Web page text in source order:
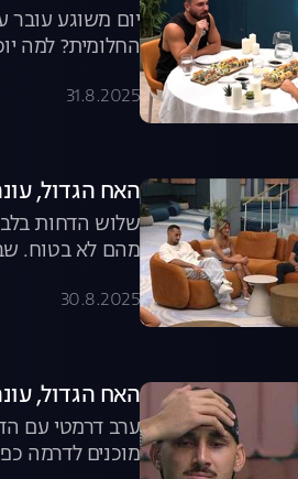
יום משוגע עובר
החלומית? למה
31.8.2025
האח הגדול, עונה 7, פרק 59: משדר
שלוש הדחות
מהם לא בטוח.
30.8.2025
האח הגדול, עונה 7, פרק 58: הדחה
ערב דרמטי עם
מוכנים לדרמה